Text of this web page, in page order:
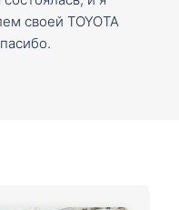
своей TOYOTA